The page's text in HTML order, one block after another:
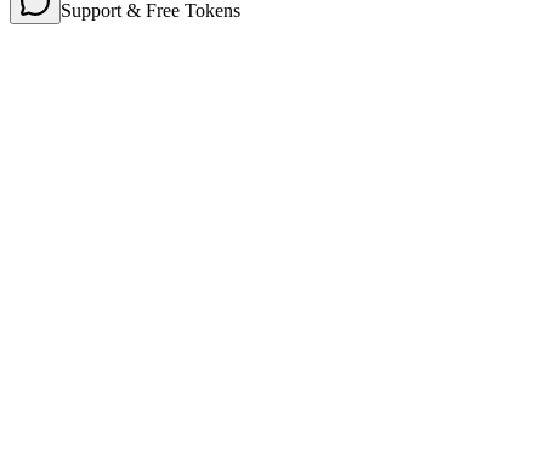
Support & Free Tokens